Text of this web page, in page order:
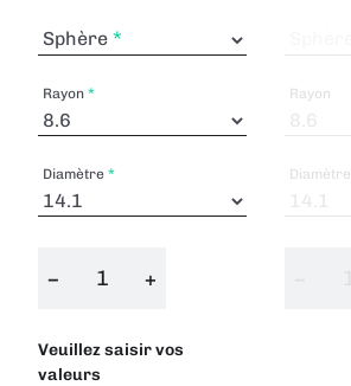
Sphère
Rayon
Diamètre
− +
Veuillez saisir vos
valeurs
Rayon
Diamètre